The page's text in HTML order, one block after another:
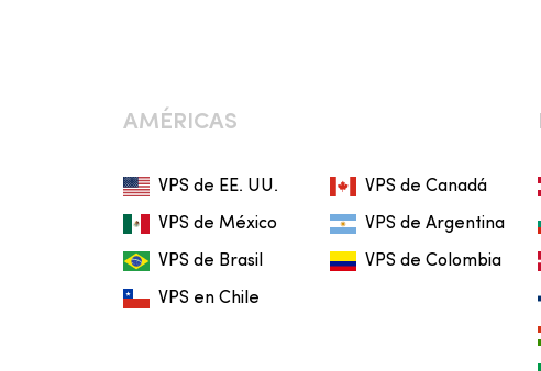
AMÉRICAS
VPS de EE. UU. VPS de Canadá
VPS de México VPS de Argentina
VPS de Brasil VPS de Colombia
VPS en Chile